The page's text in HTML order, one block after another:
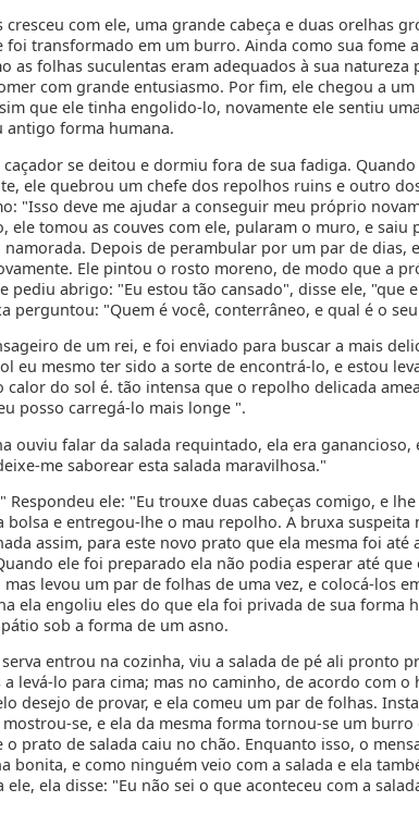
cresceu com ele, uma grande cabeça e duas orelhas
foi transformado em um burro. Ainda como sua fome
as folhas suculentas eram adequados à sua natureza
com grande entusiasmo. Por fim, ele chegou a
que ele tinha engolido-lo, novamente ele sentiu
antigo forma humana.
caçador se deitou e dormiu fora de sua fadiga.
ele quebrou um chefe dos repolhos ruins e outro
"Isso deve me ajudar a conseguir meu próprio
ele tomou as couves com ele, pularam o muro, e saiu
namorada. Depois de perambular por um par de dias,
Ele pintou o rosto moreno, de modo que a
pediu abrigo: "Eu estou tão cansado", disse ele, "que
perguntou: "Quem é você, conterrâneo, e qual é o
de um rei, e foi enviado para buscar a mais
eu mesmo ter sido a sorte de encontrá-lo, e estou
calor do sol é. tão intensa que o repolho delicada
posso carregá-lo mais longe ".
ouviu falar da salada requintado, ela era ganancioso,
me saborear esta salada maravilhosa."
Respondeu ele: "Eu trouxe duas cabeças comigo, e
bolsa e entregou-lhe o mau repolho. A bruxa suspeita
assim, para este novo prato que ela mesma foi até
ele foi preparado ela não podia esperar até
mas levou um par de folhas de uma vez, e colocá-los
ela engoliu eles do que ela foi privada de sua forma
sob a forma de um asno.
entrou na cozinha, viu a salada de pé ali pronto
a levá-lo para cima; mas no caminho, de acordo com o
desejo de provar, e ela comeu um par de folhas.
se, e ela da mesma forma tornou-se um burro
o prato de salada caiu no chão. Enquanto isso, o
bonita, e como ninguém veio com a salada e ela
ele, ela disse: "Eu não sei o que aconteceu com a